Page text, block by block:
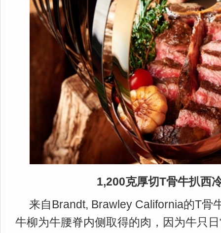
1,200克厚切T骨牛扒西
来自Brandt, Brawley California的T骨
牛柳为牛腰脊内侧取得的肉，因为牛只